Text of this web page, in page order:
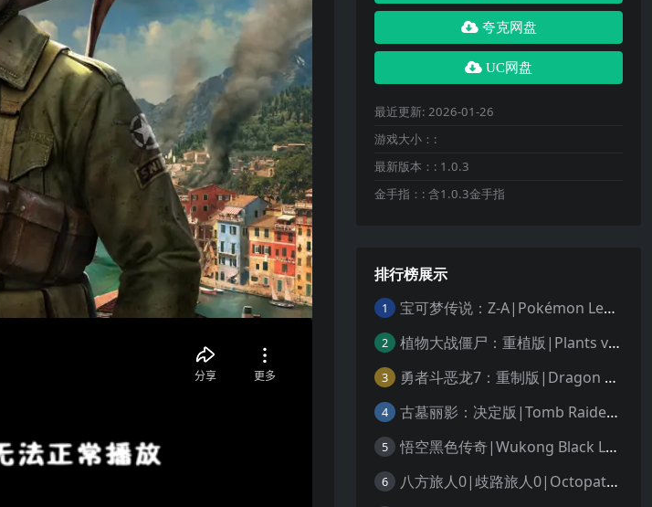
夸克网盘
UC网盘
最近更新: 2026-01-26
游戏大小：:
最新版本：: 1.0.3
金手指：: 含1.0.3金手指
排行榜展示
1 宝可梦传说：Z-A|Pokémon Legends: Z-A中文
2 植物大战僵尸：重植版|Plants vs. Zombies: Replanted中文
3 勇者斗恶龙7：重制版|Dragon Quest VII Reimagined中文
4 古墓丽影：决定版|Tomb Raider: Definitive Edition中文
5 悟空黑色传奇|Wukong Black Legend
6 八方旅人0|歧路旅人0|Octopath Traveler 0中文